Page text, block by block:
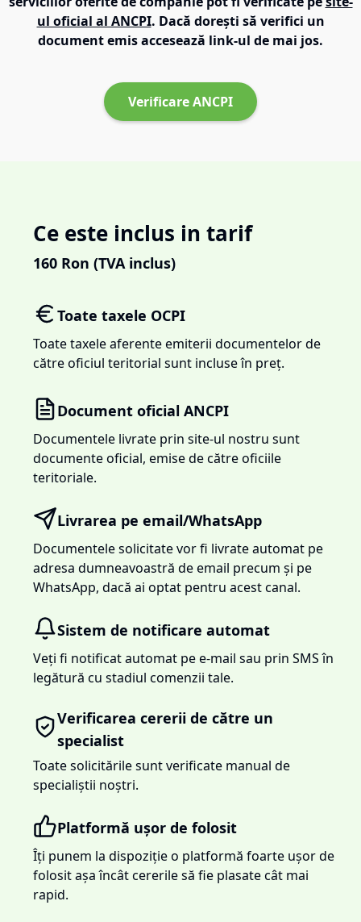
ul oficial al ANCPI. Dacă dorești să verifici un
document emis accesează link-ul de mai jos.
Verificare ANCPI
Ce este inclus in tarif
160 Ron (TVA inclus)
Toate taxele OCPI
Toate taxele aferente emiterii documentelor de
către oficiul teritorial sunt incluse în preț.
Document oficial ANCPI
Documentele livrate prin site-ul nostru sunt
documente oficial, emise de către oficiile
teritoriale.
Livrarea pe email/WhatsApp
Documentele solicitate vor fi livrate automat pe
adresa dumneavoastră de email precum și pe
WhatsApp, dacă ai optat pentru acest canal.
Sistem de notificare automat
Veți fi notificat automat pe e-mail sau prin SMS în
legătură cu stadiul comenzii tale.
Verificarea cererii de către un
specialist
Toate solicitările sunt verificate manual de
specialiștii noștri.
Platformă ușor de folosit
Îți punem la dispoziție o platformă foarte ușor de
folosit așa încât cererile să fie plasate cât mai
rapid.